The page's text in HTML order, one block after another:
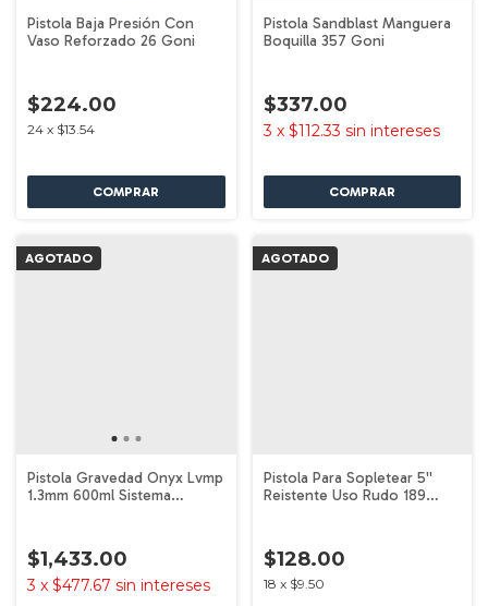
Pistola Baja Presión Con
Vaso Reforzado 26 Goni
$224.00
24 x $13.54
Pistola Sandblast Manguera
Boquilla 357 Goni
$337.00
3 x $112.33 sin intereses
AGOTADO
Pistola Gravedad Onyx Lvmp
1.3mm 600ml Sistema
$1,433.00
3 x $477.67 sin intereses
AGOTADO
Pistola Para Sopletear 5''
Reistente Uso Rudo 189
$128.00
18 x $9.50